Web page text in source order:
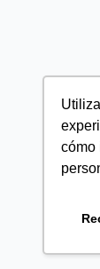
cómo